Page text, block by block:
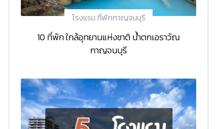
โรงแรม ที่พักกาญจนบุรี
10 ที่พัก ใกล้อุทยานแห่งชาติ น้ำตกเอราวัณ
กาญจนบุรี